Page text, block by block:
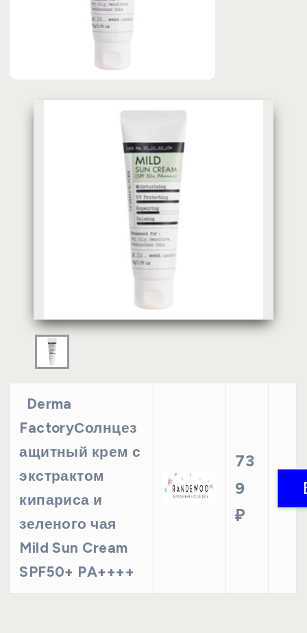
Derma
FactoryСолнцез
ащитный крем с
экстрактом
кипариса и
зеленого чая
Mild Sun Cream
SPF50+ PA++++
73
9
₽